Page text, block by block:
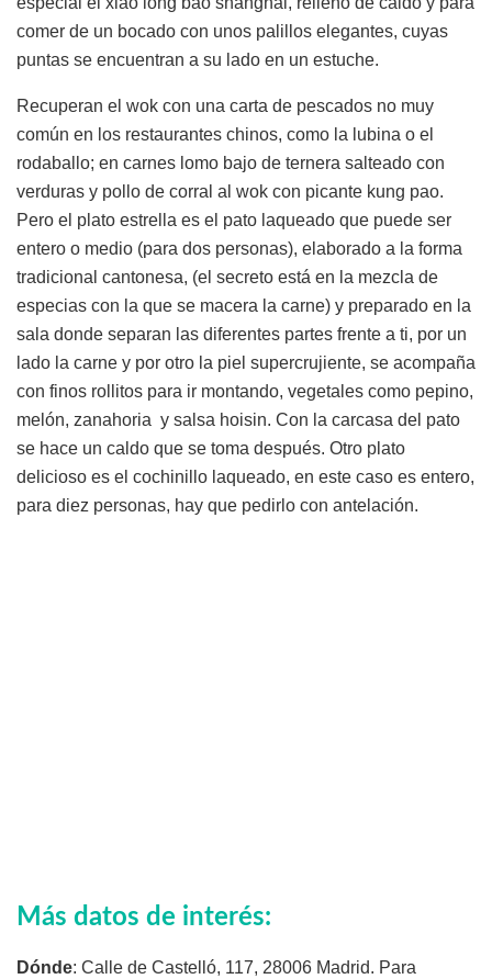
comer de un bocado con unos palillos elegantes, cuyas
puntas se encuentran a su lado en un estuche.
Recuperan el wok con una carta de pescados no muy
común en los restaurantes chinos, como la lubina o el
rodaballo; en carnes lomo bajo de ternera salteado con
verduras y pollo de corral al wok con picante kung pao.
Pero el plato estrella es el pato laqueado que puede ser
entero o medio (para dos personas), elaborado a la forma
tradicional cantonesa, (el secreto está en la mezcla de
especias con la que se macera la carne) y preparado en la
sala donde separan las diferentes partes frente a ti, por un
lado la carne y por otro la piel supercrujiente, se acompaña
con finos rollitos para ir montando, vegetales como pepino,
melón, zanahoria y salsa hoisin. Con la carcasa del pato
se hace un caldo que se toma después. Otro plato
delicioso es el cochinillo laqueado, en este caso es entero,
para diez personas, hay que pedirlo con antelación.
Más datos de interés:
Dónde: Calle de Castelló, 117, 28006 Madrid. Para